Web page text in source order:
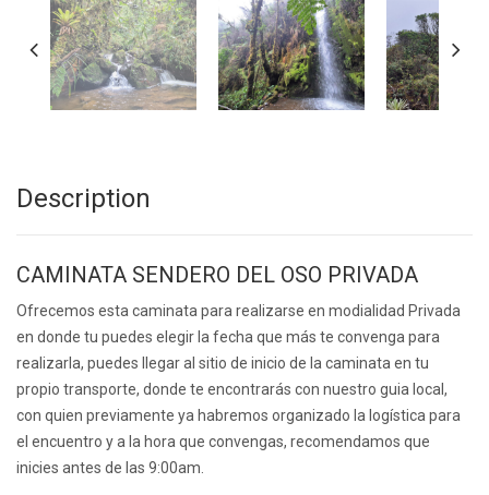
Description
CAMINATA SENDERO DEL OSO PRIVADA
Ofrecemos esta caminata para realizarse en modialidad Privada
en donde tu puedes elegir la fecha que más te convenga para
realizarla, puedes llegar al sitio de inicio de la caminata en tu
propio transporte, donde te encontrarás con nuestro guia local,
con quien previamente ya habremos organizado la logística para
el encuentro y a la hora que convengas, recomendamos que
inicies antes de las 9:00am.